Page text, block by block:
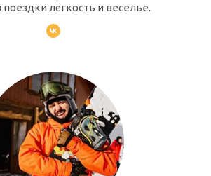
поездки лёгкость и веселье.